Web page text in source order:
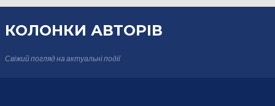
КОЛОНКИ АВТОРІВ
Свіжий погляд на актуальні події